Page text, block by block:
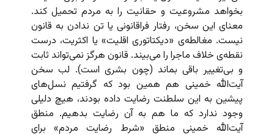
بخواهد مشروعیت و حقانیت را به مردم تحمیل کند.
معنای این سخن، رفتار فراقانونی یا تن ندادن به قانون
نیست. مغالطه‌ی «دیکتاتوری اقلیت» یا اکثریت، درست
نقطه‌ی خلاف ماجرا را می‌بیند. قانون هرگز نمی‌تواند ثابت
و بی‌تغییر باقی بماند (چون بشری است). لب سخن
آیت‌الله خمینی هم همین بود که گرفتیم نسل‌های
پیشین به این سلطنت رضایت داده بودند، هیچ دلیلی
وجود ندارد که ما هم به آن رضایت بدهیم. منطق
آیت‌الله خمینی منطق «شرط رضایت مردم» برای